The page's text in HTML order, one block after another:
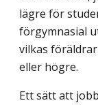
lägre för
förgymnasial
vilkas
eller högre.
Ett sätt att